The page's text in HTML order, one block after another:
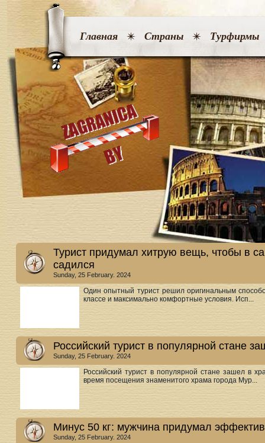
Главная Страны Турфирмы
Турист придумал хитрую вещь, чтобы в
садился
Sunday, 25 February. 2024
Один опытный турист решил оригинальным
классе и максимально комфортные условия. Исп...
Российский турист в популярной стане
Sunday, 25 February. 2024
Российский турист в популярной стане зашел в
время посещения знаменитого храма города Мур...
Минус 50 кг: мужчина придумал
Sunday, 25 February. 2024